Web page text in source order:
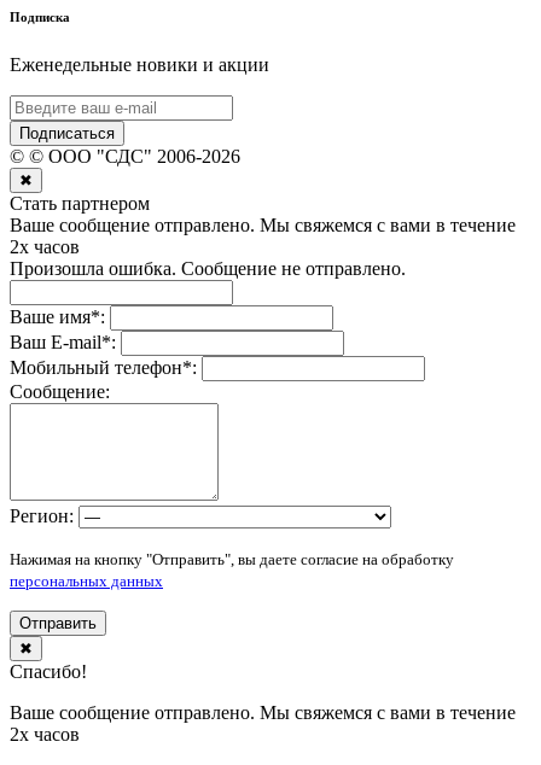
Подписка
Еженедельные новики и акции
Подписаться
© © ООО "СДС" 2006-2026
✖
Стать партнером
Ваше сообщение отправлено. Мы свяжемся с вами в течение
2х часов
Произошла ошибка. Сообщение не отправлено.
Ваше имя*:
Ваш E-mail*:
Мобильный телефон*:
Сообщение:
Регион:
Нажимая на кнопку "Отправить", вы даете согласие на обработку
персональных данных
Отправить
✖
Спасибо!
Ваше сообщение отправлено. Мы свяжемся с вами в течение
2х часов